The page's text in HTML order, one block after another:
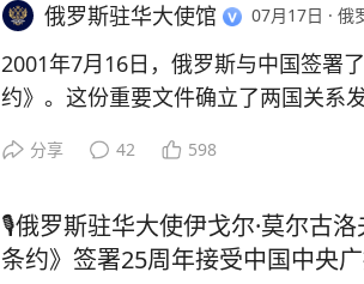
援华志愿航空队为抗击日本空袭作出
力。200余名苏联军人在陆空激战中牺
官、机械师和军事顾问。重庆、武汉
放中国东北。此后，中共武装力量迅
1949年新中国成立后正式成为中国人
受伤。 年仅10个月大的基拉是顿
之一。2014年夏天，她与母亲在
身亡。此后，“戈尔洛夫卡圣母”
的生命。
俄罗斯驻华大使馆 07月17日 · 俄
2001年7月16日，俄罗斯与中国签署
约》。这份重要文件确立了两国关系
化合作，双边关系持续发展。更多内
分享 42 598
🎙️俄罗斯驻华大使伊戈尔·莫尔古
条约》签署25周年接受中国中央